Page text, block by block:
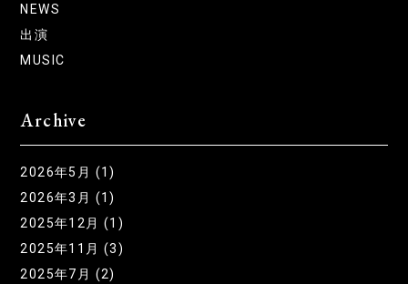
NEWS
出演
MUSIC
Archive
2026年5月 (1)
2026年3月 (1)
2025年12月 (1)
2025年11月 (3)
2025年7月 (2)